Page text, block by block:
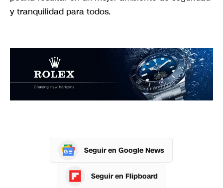
y tranquilidad para todos.
Seguir en Google News
Seguir en Flipboard